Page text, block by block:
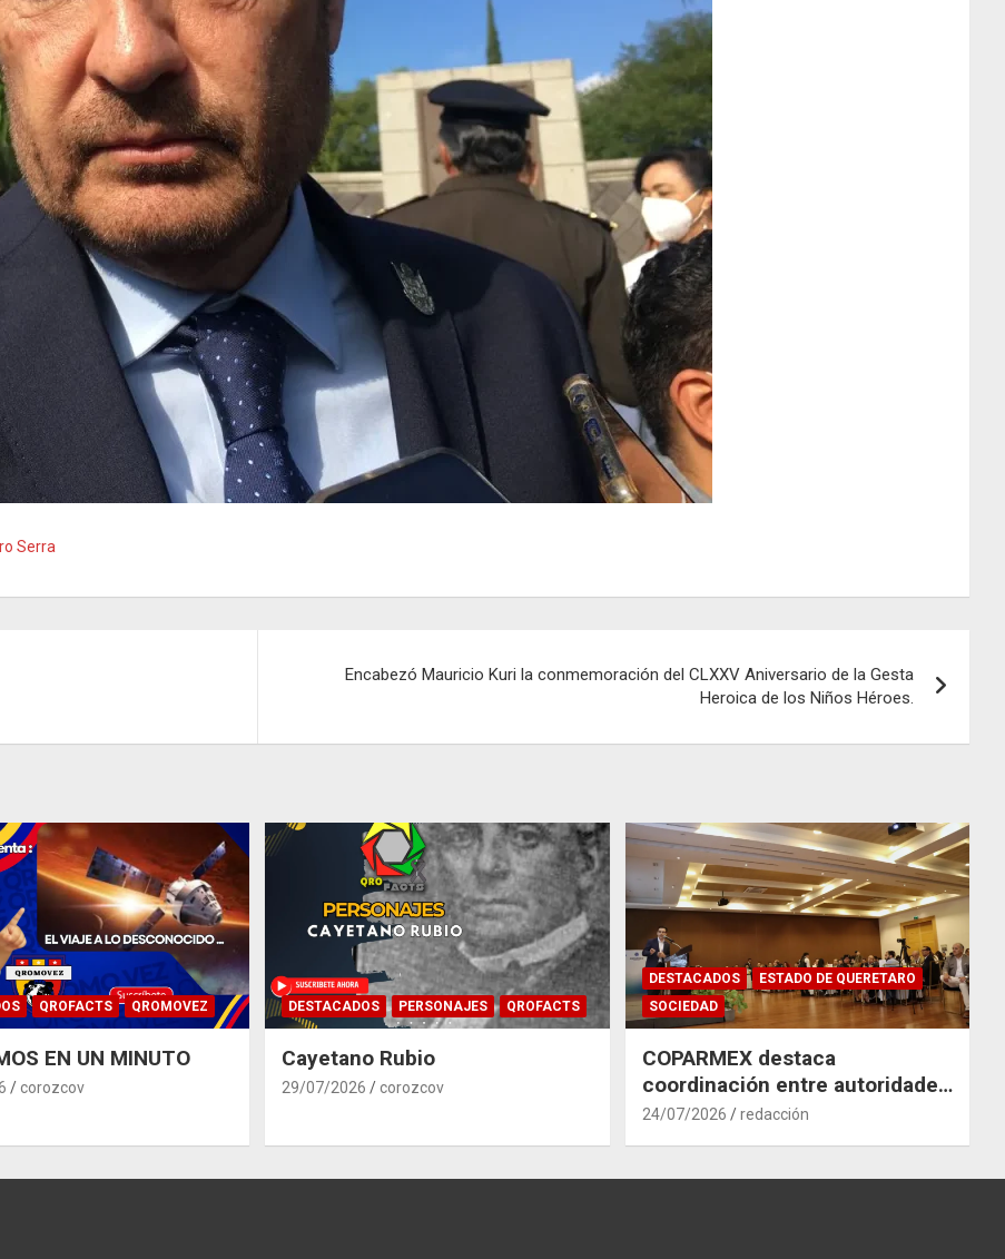
Serra
Encabezó Mauricio Kuri la conmemoración del CLXXV Aniversario de la Gesta
Heroica de los Niños Héroes.
QROFACTS QROMOVEZ
EN UN MINUTO
corozcov
DESTACADOS PERSONAJES QROFACTS
Cayetano Rubio
29/07/2026 corozcov
DESTACADOS
ESTADO DE QUERETARO
SOCIEDAD
COPARMEX destaca
coordinación entre autoridades
y empresas para mitigar el
24/07/2026 redacción